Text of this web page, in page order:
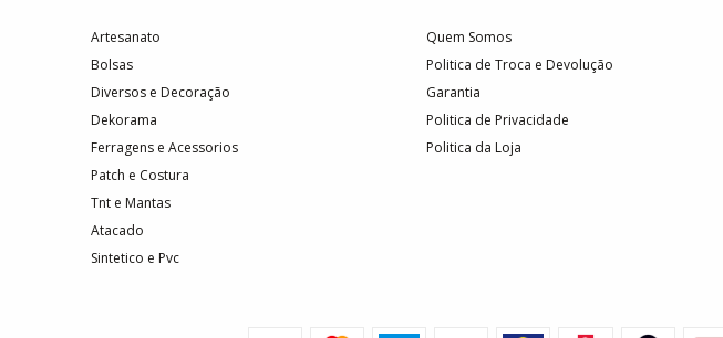
Artesanato
Bolsas
Diversos e Decoração
Dekorama
Ferragens e Acessorios
Patch e Costura
Tnt e Mantas
Atacado
Sintetico e Pvc
Quem Somos
Politica de Troca e Devolução
Garantia
Politica de Privacidade
Politica da Loja